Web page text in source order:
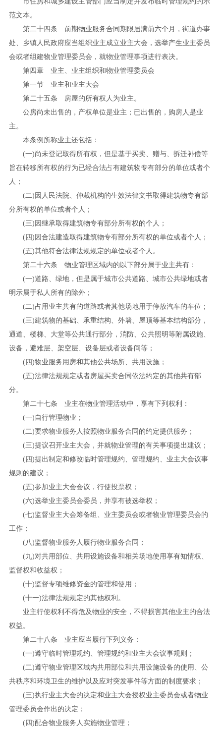
范文本。
第二十四条 前期物业服务合同期限届满前六个月，街道办事
处、乡镇人民政府应当组织业主成立业主大会，选举产生业主委员
会或者组建物业管理委员会，就物业管理事项进行表决。
第四章 业主、业主组织和物业管理委员会
第一节 业主和业主大会
第二十五条 房屋的所有权人为业主。
公房尚未出售的，产权单位是业主；已出售的，购房人是业
主。
本条例所称业主还包括：
(一)尚未登记取得所有权，但是基于买卖、赠与、拆迁补偿等
旨在转移所有权的行为已经合法占有建筑物专有部分的单位或者个
人；
( 二) 因人民法院、仲裁机构的生效法律文书取得建筑物专有部
分所有权的单位或者个人；
(三) 因继承取得建筑物专有部分所有权的个人；
( 四) 因合法建造取得建筑物专有部分所有权的单位或者个人；
(五)其他符合法律法规规定的单位或者个人。
第二十六条 物业管理区域内的以下部分属于业主共有：
(一)道路、绿地，但是属于城市公共道路、城市公共绿地或者
明示属于私人所有的除外；
( 二)占用业主共有的道路或者其他场地用于停放汽车的车位；
(三)建筑物的基础、承重结构、外墙、屋顶等基本结构部分，
通道、楼梯、大堂等公共通行部分，消防、公共照明等附属设施、
设备，避难层、架空层、设备层或者设备间等；
( 四)物业服务用房和其他公共场所、共用设施；
(五)法律法规规定或者房屋买卖合同依法约定的其他共有部
分。
第二十七条 业主在物业管理活动中，享有下列权利：
(一) 自行管理物业；
( 二)要求物业服务人按照物业服务合同的约定提供服务；
(三)提议召开业主大会，并就物业管理的有关事项提出建议；
( 四)提出制定和修改临时管理规约、管理规约、业主大会议事
规则的建议；
(五)参加业主大会会议，行使投票权；
(六)选举业主委员会委员，并享有被选举权；
(七)监督业主大会筹备组、业主委员会或者物业管理委员会的
工作；
( 八)监督物业服务人履行物业服务合同；
(九)对共用部位、共用设施设备和相关场地使用享有知情权、
监督权和收益权；
(十)监督专项维修资金的管理和使用；
(十一)法律法规规定的其他权利。
业主行使权利不得危及物业的安全，不得损害其他业主的合法
权益。
第二十八条 业主应当履行下列义务：
(一)遵守临时管理规约、管理规约和业主大会议事规则；
( 二)遵守物业管理区域内共用部位和共用设施设备的使用、公
共秩序和环境卫生的维护以及应对突发事件等方面的制度要求；
(三)执行业主大会的决定和业主大会授权业主委员会或者物业
管理委员会作出的决定；
( 四)配合物业服务人实施物业管理；